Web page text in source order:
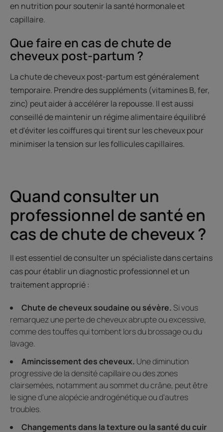
en nutrition pour soutenir la santé hormonale et
capillaire.
Que faire en cas de chute de
cheveux post-partum ?
La chute de cheveux post-partum est généralement
temporaire. Prendre des suppléments (vitamines B, fer,
zinc) peut aider à accélérer la repousse. Il est aussi
conseillé de maintenir un régime alimentaire équilibré
et d'éviter les coiffures qui tirent sur les cheveux pour
minimiser la tension sur les follicules capillaires.
Quand consulter un
professionnel de santé en
cas de chute de cheveux ?
Il est essentiel de consulter un spécialiste dans certains
cas pour établir un diagnostic professionnel et un
traitement approprié :
Chute de cheveux soudaine ou sévère.Si vous
remarquez une perte de cheveux abrupte ou excessive,
comme des touffes qui tombent lors du brossage ou du
lavage.
Amincissement des cheveux. Une diminution
progressive de la densité capillaire ou des zones
clairsemées, notamment au sommet du crâne, peut être
le signe d'une alopécie androgénétique ou d'autres
troubles.
Changements dans la texture ou la santé du cuir